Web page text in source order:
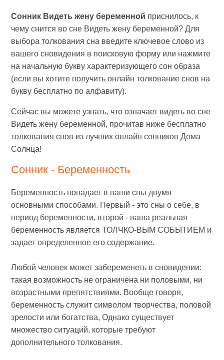
Сонник Видеть жену беременной приснилось, к
чему снится во сне Видеть жену беременной? Для
выбора толкования сна введите ключевое слово из
вашего сновидения в поисковую форму или нажмите
на начальную букву характеризующего сон образа
(если вы хотите получить онлайн толкование снов на
букву бесплатно по алфавиту).
Сейчас вы можете узнать, что означает видеть во сне
Видеть жену беременной, прочитав ниже бесплатно
толкования снов из лучших онлайн сонников Дома
Солнца!
Сонник - Беременность
Беременность попадает в ваши сны двумя
основными способами. Первый - это сны о себе, в
период беременности, второй - ваша реальная
беременность является ТОЛЧКО-ВЫМ СОБЫТИЕМ и
задает определенное его содержание.
Любой человек может забеременеть в сновидении:
такая возможность не ограничена ни половыми, ни
возрастными препятствиями. Вообще говоря,
беременность служит символом творчества, половой
зрелости или богатства, Однако существует
множество ситуаций, которые требуют
дополнительного толкования.